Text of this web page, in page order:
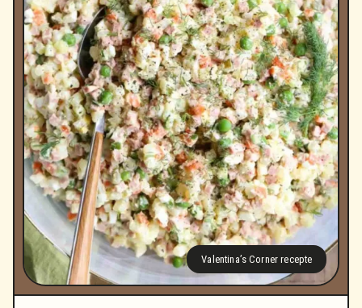
Valentina’s Corner recepte